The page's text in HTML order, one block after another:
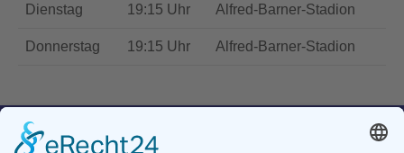
Dienstag 19:15 Uhr Alfred-Barner-Stadion
Donnerstag 19:15 Uhr Alfred-Barner-Stadion
Geschäftsstelle TSV Riederich 1897 e.V.